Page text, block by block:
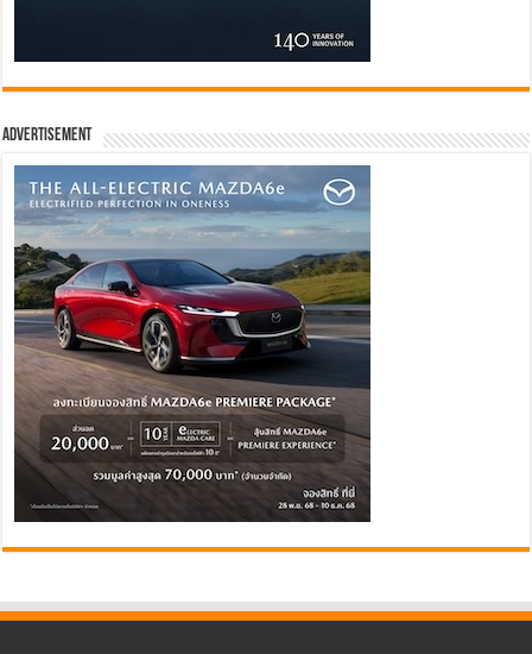
Advertisement